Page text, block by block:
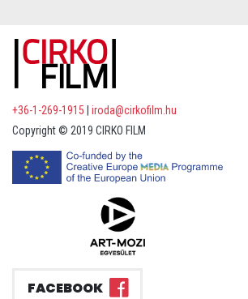
+36-1-269-1915
iroda@cirkofilm.hu
Copyright © 2019 CIRKO FILM
FACEBOOK